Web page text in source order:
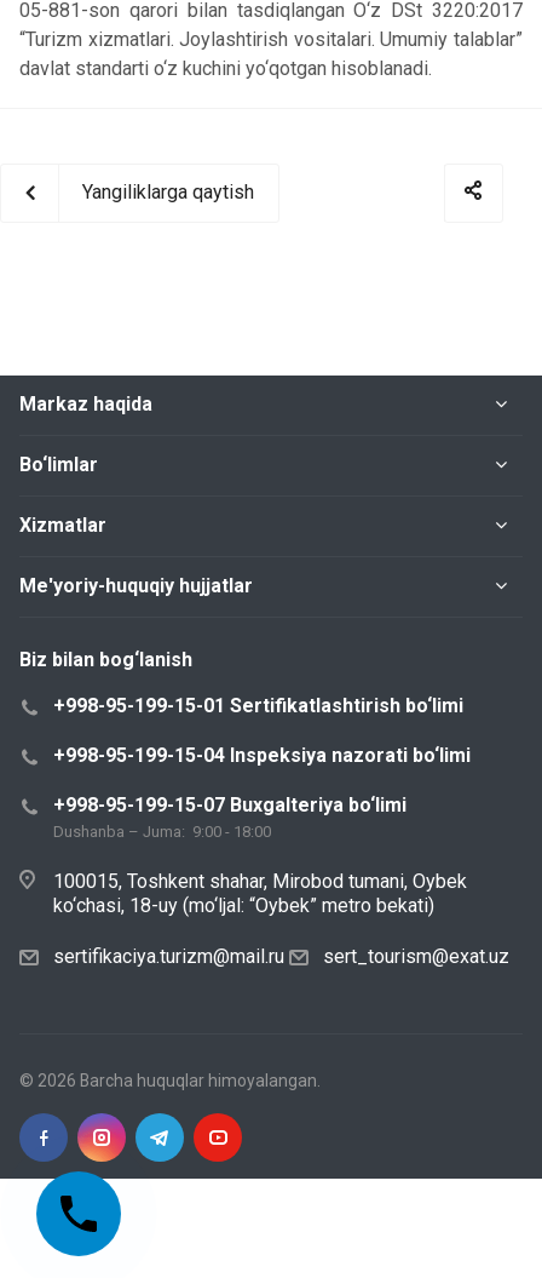
05-881-son qarori bilan tasdiqlangan O‘z DSt 3220:2017
“Turizm xizmatlari. Joylashtirish vositalari. Umumiy talablar”
davlat standarti o‘z kuchini yo‘qotgan hisoblanadi.
Yangiliklarga qaytish
Markaz haqida
Bo‘limlar
Xizmatlar
Me'yoriy-huquqiy hujjatlar
Biz bilan bog‘lanish
+998-95-199-15-01 Sertifikatlashtirish bo‘limi
+998-95-199-15-04 Inspeksiya nazorati bo‘limi
+998-95-199-15-07 Buxgalteriya bo‘limi
Dushanba – Juma: 9:00 - 18:00
100015, Toshkent shahar, Mirobod tumani, Oybek
ko‘chasi, 18-uy (mo‘ljal: “Oybek” metro bekati)
sertifikaciya.turizm@mail.ru sert_tourism@exat.uz
© 2026 Barcha huquqlar himoyalangan.